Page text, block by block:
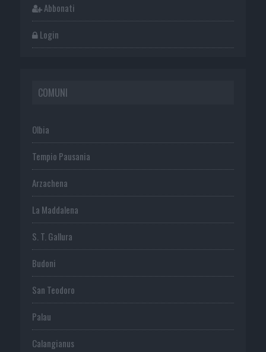
Abbonati
Login
COMUNI
Olbia
Tempio Pausania
Arzachena
La Maddalena
S. T. Gallura
Budoni
San Teodoro
Palau
Calangianus